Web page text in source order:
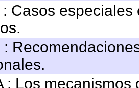
Casos
:
: Los